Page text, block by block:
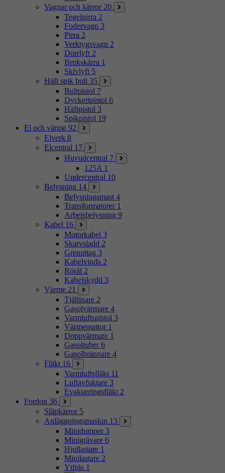
Vagnar och kärror 20
Tegelpirra 2
Fodervagn 3
Pirra 2
Verktygsvagn 2
Dörrlyft 2
Brukskärra 1
Skivlyft 5
Häft spik bult 35
Bultpistol 7
Dyckertpistol 6
Häftpistol 3
Spikpistol 19
El och värme 92
Elverk 8
Elcentral 17
Huvudcentral 7
125A 1
Undercentral 10
Belysning 14
Belysningsmast 4
Transformatorer 1
Arbetsbelysning 9
Kabel 16
Motorkabel 3
Skarvsladd 2
Grenuttag 3
Kabelvinda 2
Rörål 2
Kabelskydd 3
Värme 21
Tjältinare 2
Gasolvärmare 4
Varmluftspistol 3
Värmemattor 1
Doppvärmare 1
Gasoltuber 6
Gasolbrännare 4
Fläkt 16
Varmluftsfläkt 11
Luftavfuktare 3
Evakueringsfläkt 2
Fordon 36
Släpkärror 5
Anläggningsmaskin 13
Minidumper 3
Minigrävare 6
Hjullastare 1
Minilastare 2
Ytfräs 1